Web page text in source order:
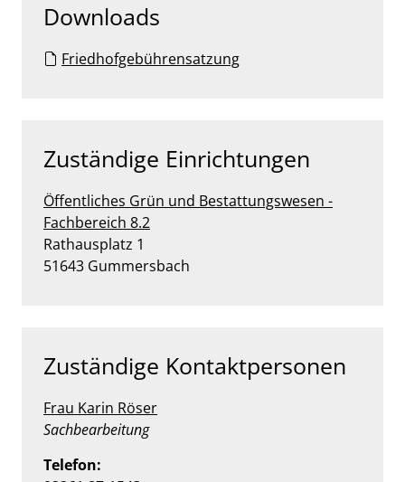
Downloads
Friedhofgebührensatzung
Zuständige Einrichtungen
Öffentliches Grün und Bestattungswesen -
Fachbereich 8.2
Straße:
Rathausplatz Hausnummer:
1
PLZ:
51643 Ort:
Gummersbach
Zuständige Kontaktpersonen
Frau Karin Röser
Position:
Sachbearbeitung
Telefon: